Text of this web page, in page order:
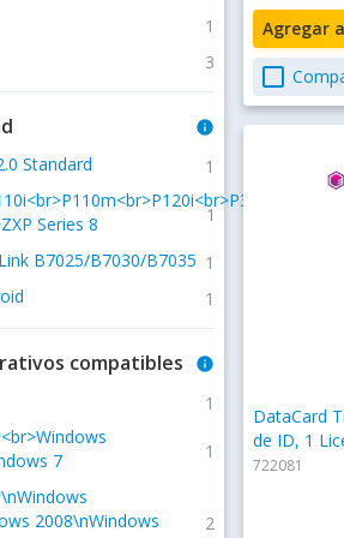
1
3
info
Standard 1
Series 8
1
B7025/B7030/B7035 1
1
compatibles info
1
7
1
2008\nWindows
2
Agregar
check_box_outline_blank
DataCard
de ID, 1
722081